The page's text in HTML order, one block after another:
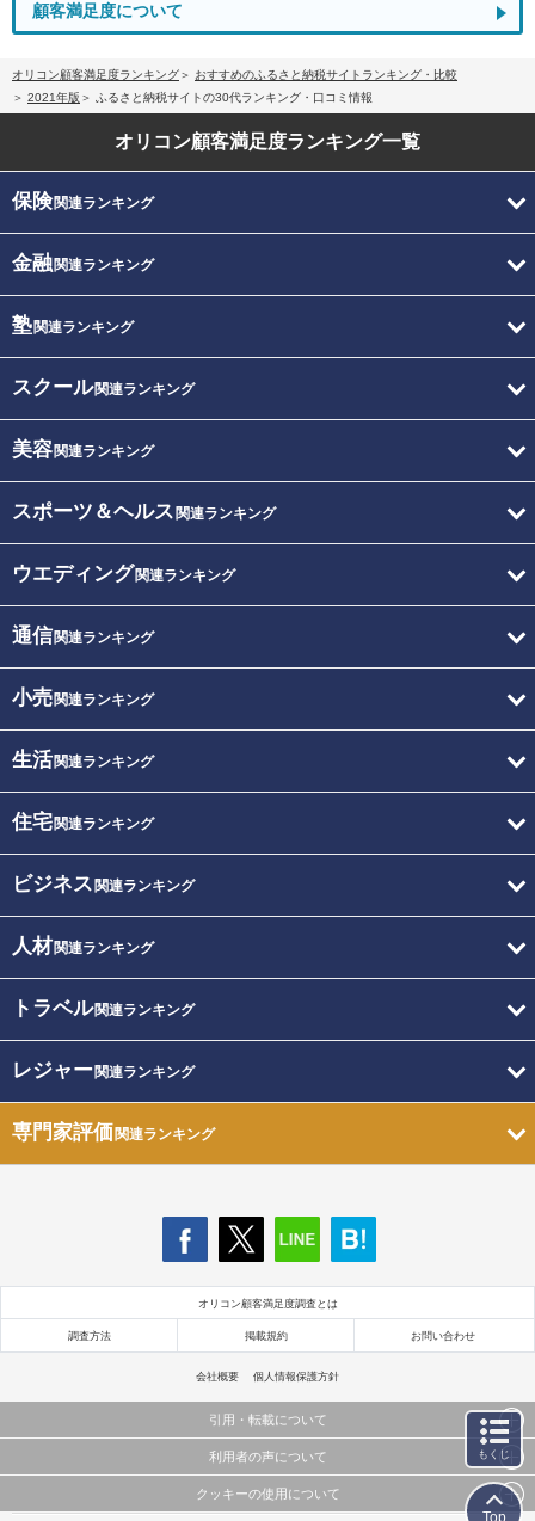
顧客満足度について
オリコン顧客満足度ランキング
おすすめのふるさと納税サイトランキング・比較
2021年版
ふるさと納税サイトの30代ランキング・口コミ情報
オリコン顧客満足度ランキング一覧
保険関連ランキング
金融関連ランキング
塾関連ランキング
スクール関連ランキング
美容関連ランキング
スポーツ＆ヘルス 関連ランキング
ウエディング関連ランキング
通信関連ランキング
小売関連ランキング
生活関連ランキング
住宅関連ランキング
ビジネス 関連ランキング
人材関連ランキング
トラベル関連ランキング
レジャー関連ランキング
専門家評価関連ランキング
オリコン顧客満足度調査とは
調査方法 掲載規約 お問い合わせ
会社概要 個人情報保護方針
引用・転載について
当サイトで公開されている情報（文字、写真、イラスト、画像データ等）及びこれらの配置・
これらの情報を権利者の許可なく無断転載・複製などの二次利用を行うことは固く禁じており
利用者の声について
当サイトに掲載している内容はすべてサービスの利用者が提出された見解・感想です。
クッキーの使用について
もくじ
Top